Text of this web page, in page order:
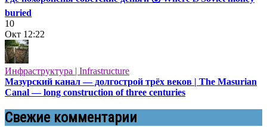
buried
10
Окт 12:22
Инфраструктура | Infrastructure
Мазурский канал — долгострой трёх веков | The Masurian
Canal — long construction of three centuries
Свежие комментарии